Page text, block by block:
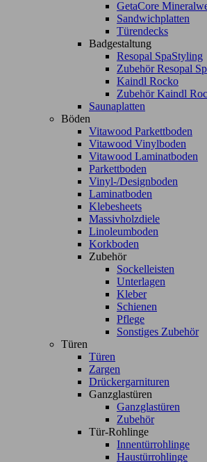
GetaCore
Sandwichplatten
Türendecks
Badgestaltung
Resopal SpaStyling
Zubehör Resopal
Kaindl Rocko
Zubehör Kaindl
Saunaplatten
Böden
Vitawood Parkettboden
Vitawood Vinylboden
Vitawood Laminatboden
Parkettboden
Vinyl-/Designboden
Laminatboden
Klebesheets
Massivholzdiele
Linoleumboden
Korkboden
Zubehör
Sockelleisten
Unterlagen
Kleber
Schienen
Pflege
Sonstiges Zubehör
Türen
Türen
Zargen
Drückergarnituren
Ganzglastüren
Ganzglastüren
Zubehör
Tür-Rohlinge
Innentürrohlinge
Haustürrohlinge